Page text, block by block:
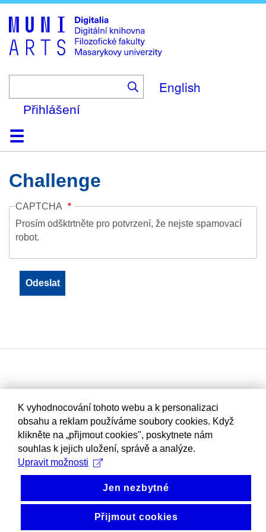
to
main
content
English
Přihlášení
DomůKolekce
Prohlížení
Vyhledávání
O platformě
Nápověda
KontaktDigitalia
Challenge
CAPTCHA
Prosím odšktrtněte pro potvrzení, že nejste spamovací
robot.
K vyhodnocování tohoto webu a k personalizaci
obsahu a reklam používáme soubory cookies. Když
klikněte na „přijmout cookies", poskytnete nám
souhlas k jejich uložení, správě a analýze.
Upravit možnosti
Jen nezbytné
Přijmout cookies